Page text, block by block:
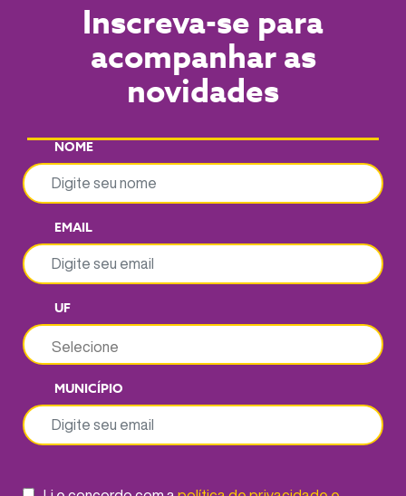
Inscreva-se para
acompanhar as
novidades
NOME
EMAIL
UF
MUNICÍPIO